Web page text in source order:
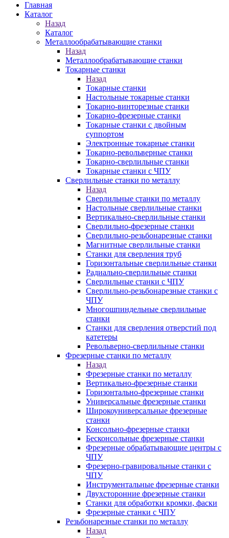
Главная
Каталог
Назад
Каталог
Металлообрабатывающие станки
Назад
Металлообрабатывающие станки
Токарные станки
Назад
Токарные станки
Настольные токарные станки
Токарно-винторезные станки
Токарно-фрезерные станки
Токарные станки с двойным
суппортом
Электронные токарные станки
Токарно-револьверные станки
Токарно-сверлильные станки
Токарные станки с ЧПУ
Сверлильные станки по металлу
Назад
Сверлильные станки по металлу
Настольные сверлильные станки
Вертикально-сверлильные станки
Сверлильно-фрезерные станки
Сверлильно-резьбонарезные станки
Магнитные сверлильные станки
Станки для сверления труб
Горизонтальные сверлильные станки
Радиально-сверлильные станки
Сверлильные станки с ЧПУ
Сверлильно-резьбонарезные станки с
ЧПУ
Многошпиндельные сверлильные
станки
Станки для сверления отверстий под
катетеры
Револьверно-сверлильные станки
Фрезерные станки по металлу
Назад
Фрезерные станки по металлу
Вертикально-фрезерные станки
Горизонтально-фрезерные станки
Универсальные фрезерные станки
Широкоуниверсальные фрезерные
станки
Консольно-фрезерные станки
Бесконсольные фрезерные станки
Фрезерные обрабатывающие центры с
ЧПУ
Фрезерно-гравировальные станки с
ЧПУ
Инструментальные фрезерные станки
Двухсторонние фрезерные станки
Станки для обработки кромки, фаски
Фрезерные станки с ЧПУ
Резьбонарезные станки по металлу
Назад